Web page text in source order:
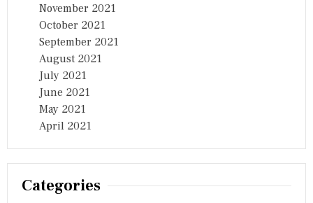
November 2021
October 2021
September 2021
August 2021
July 2021
June 2021
May 2021
April 2021
Categories